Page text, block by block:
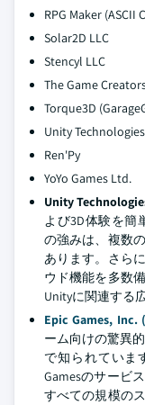
RPG Maker (ASCII
Solar2D LLC
Stencyl LLC
The Game
Torque3D
Unity Technologies
Ren'Py
YoYo Games Ltd.
Unity
よび3D体験を簡
の強みは、複数
あります。さら
ウド機能を多数
Unityに関連する
Epic Games, Inc.
ーム向けの驚異
で知られていま
Gamesのサービ
すべての規模の